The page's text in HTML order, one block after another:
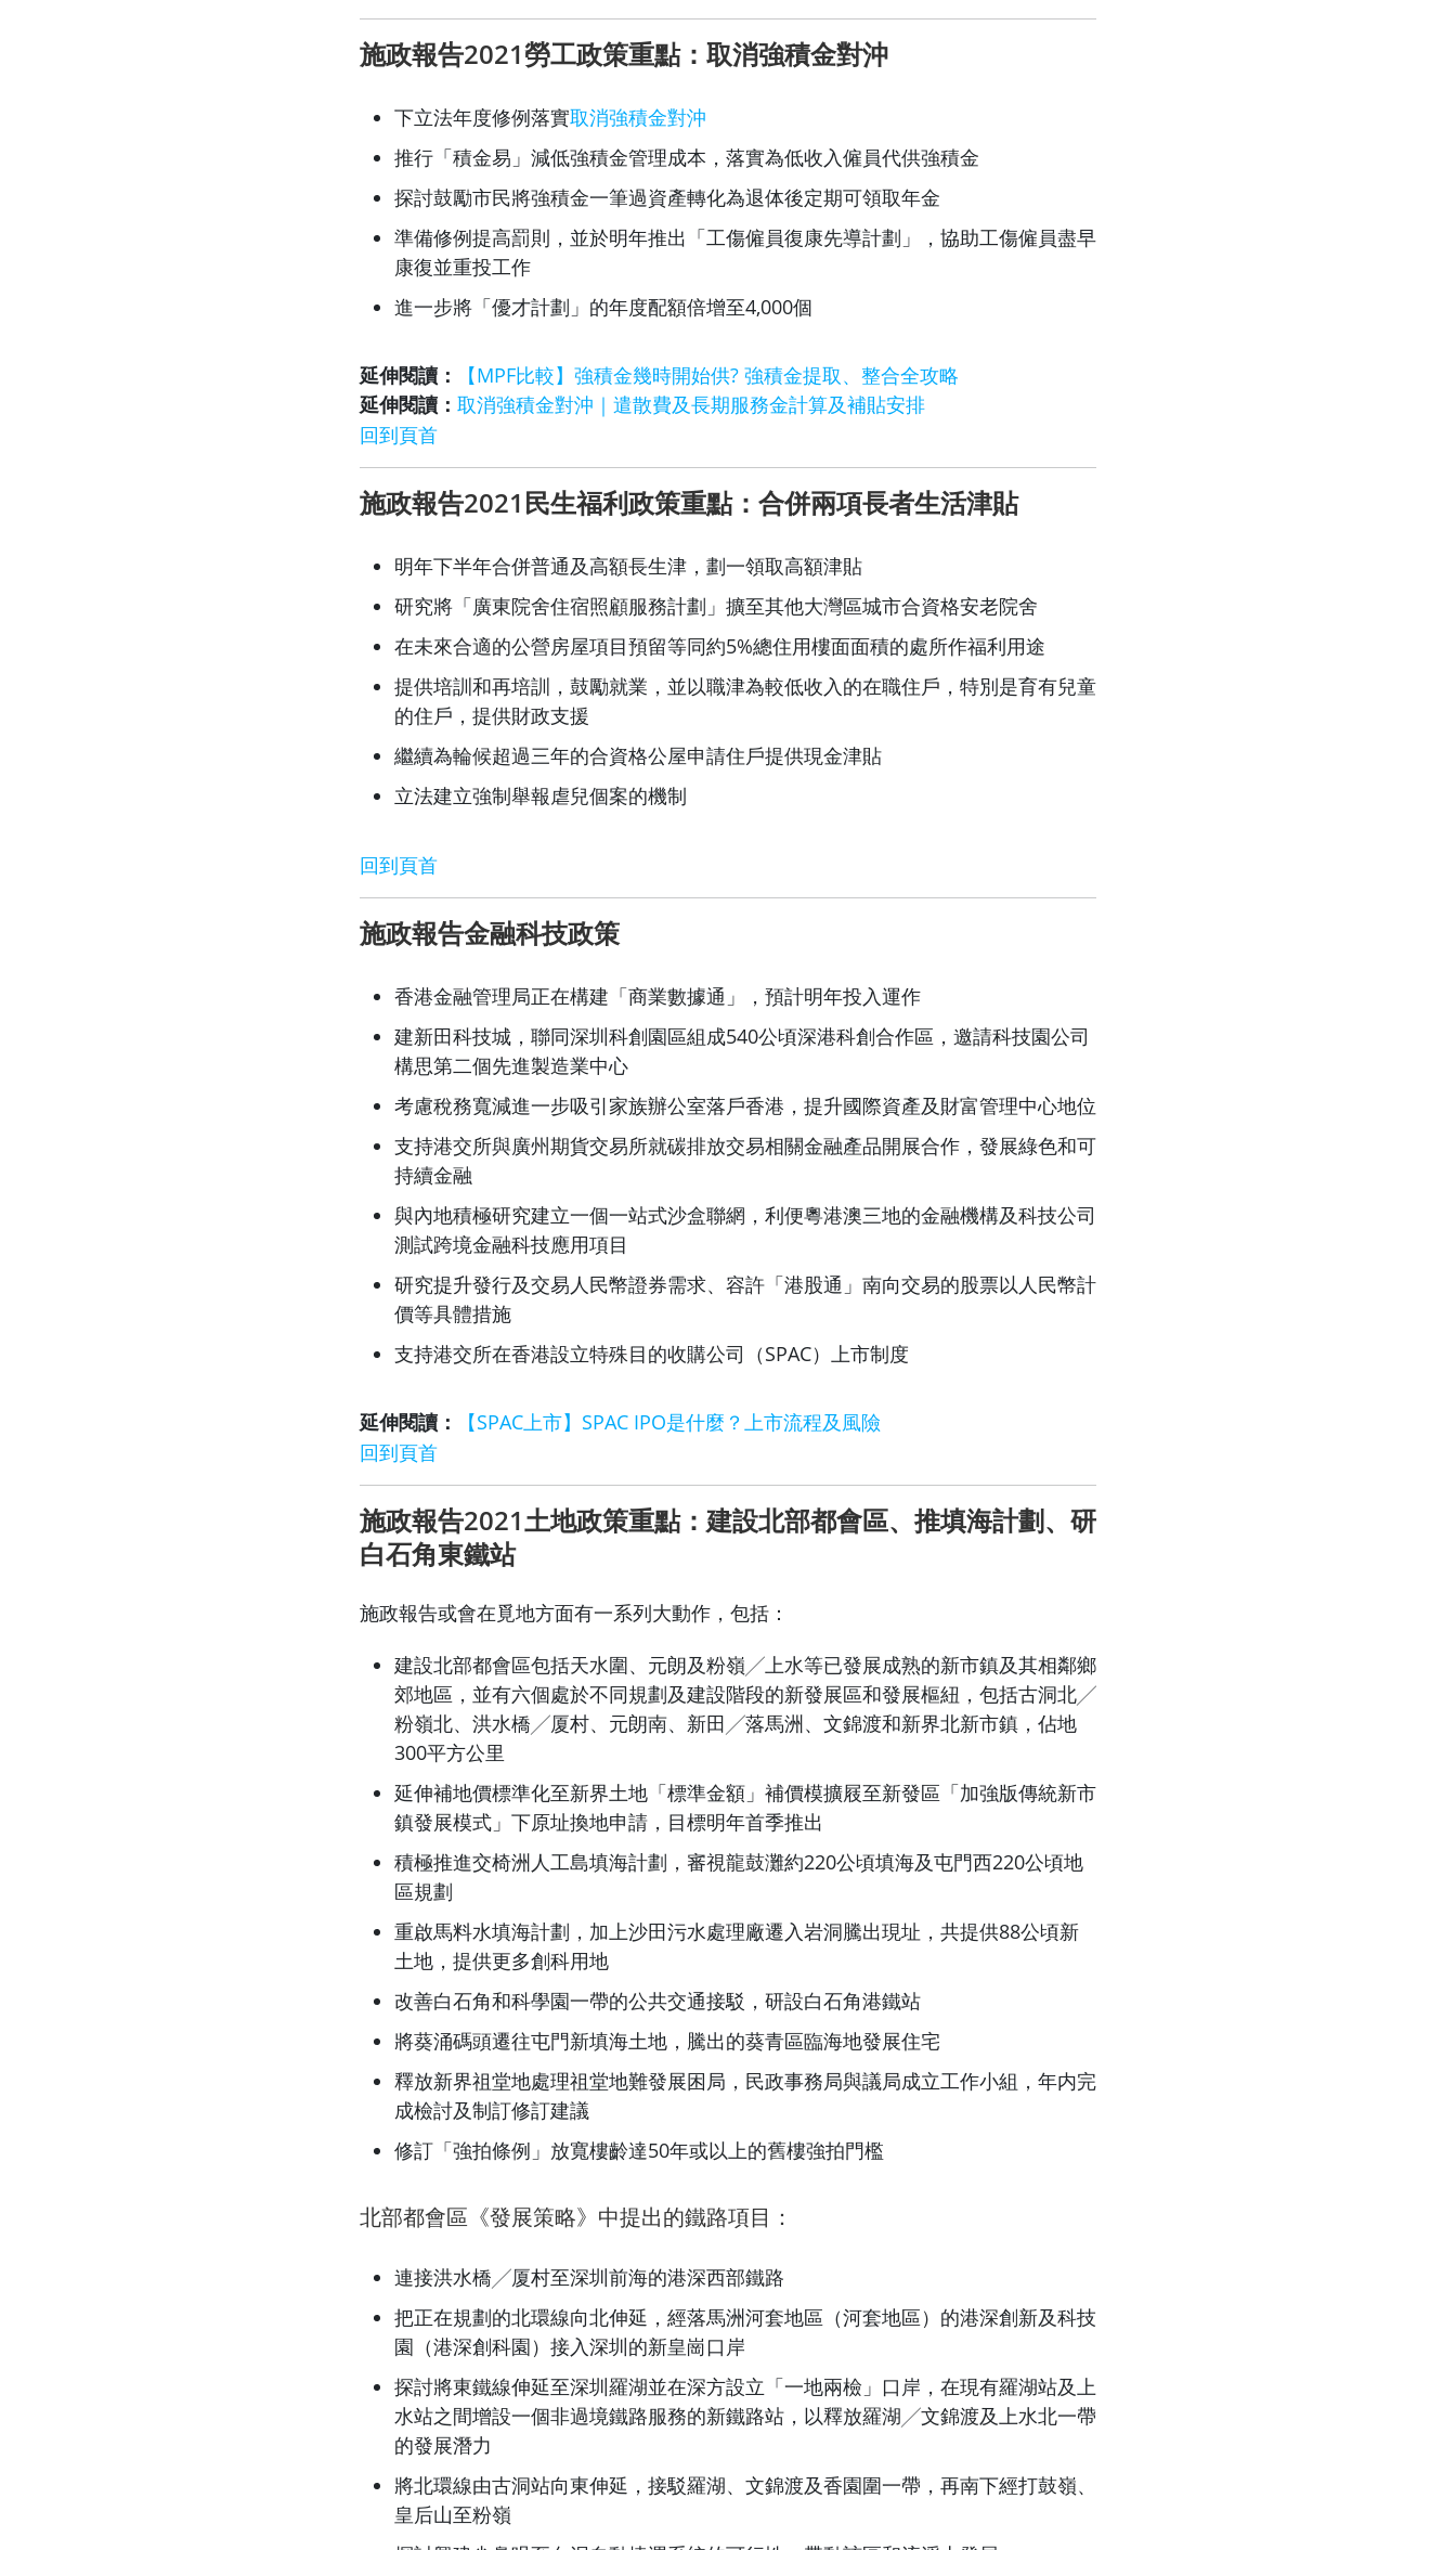
施政報告2021勞工政策重點：取消強積金對沖
下立法年度修例落實取消強積金對沖
推行「積金易」減低強積金管理成本，落實為低收入僱員代供強積金
探討鼓勵市民將強積金一筆過資產轉化為退体後定期可領取年金
準備修例提高罰則，並於明年推出「工傷僱員復康先導計劃」，協助工傷僱員盡早
康復並重投工作
進一步將「優才計劃」的年度配額倍增至4,000個
延伸閱讀：
【MPF比較】強積金幾時開始供? 強積金提取、整合全攻略
延伸閱讀： 取消強積金對沖｜遣散費及長期服務金計算及補貼安排
回到頁首
施政報告2021民生福利政策重點：合併兩項長者生活津貼
明年下半年合併普通及高額長生津，劃一領取高額津貼
研究將「廣東院舍住宿照顧服務計劃」擴至其他大灣區城市合資格安老院舍
在未來合適的公營房屋項目預留等同約5%總住用樓面面積的處所作福利用途
提供培訓和再培訓，鼓勵就業，並以職津為較低收入的在職住戶，特別是育有兒童
的住戶，提供財政支援
繼續為輪候超過三年的合資格公屋申請住戶提供現金津貼
立法建立強制舉報虐兒個案的機制
回到頁首
施政報告金融科技政策
香港金融管理局正在構建「商業數據通」，預計明年投入運作
建新田科技城，聯同深圳科創園區組成540公頃深港科創合作區，邀請科技園公司
構思第二個先進製造業中心
考慮稅務寬減進一步吸引家族辦公室落戶香港，提升國際資產及財富管理中心地位
支持港交所與廣州期貨交易所就碳排放交易相關金融產品開展合作，發展綠色和可
持續金融
與內地積極研究建立一個一站式沙盒聯網，利便粵港澳三地的金融機構及科技公司
測試跨境金融科技應用項目
研究提升發行及交易人民幣證券需求、容許「港股通」南向交易的股票以人民幣計
價等具體措施
支持港交所在香港設立特殊目的收購公司（SPAC）上市制度
延伸閱讀：
【SPAC上市】SPAC IPO是什麼？上市流程及風險
回到頁首
施政報告2021土地政策重點：建設北部都會區、推填海計劃、研
白石角東鐵站
施政報告或會在覓地方面有一系列大動作，包括：
建設北部都會區包括天水圍、元朗及粉嶺╱上水等已發展成熟的新市鎮及其相鄰鄉
郊地區，並有六個處於不同規劃及建設階段的新發展區和發展樞紐，包括古洞北╱
粉嶺北、洪水橋╱厦村、元朗南、新田╱落馬洲、文錦渡和新界北新市鎮，佔地
300平方公里
延伸補地價標準化至新界土地「標準金額」補價模擴屐至新發區「加強版傳統新市
鎮發展模式」下原址換地申請，目標明年首季推出
積極推進交椅洲人工島填海計劃，審視龍鼓灘約220公頃填海及屯門西220公頃地
區規劃
重啟馬料水填海計劃，加上沙田污水處理廠遷入岩洞騰出現址，共提供88公頃新
土地，提供更多創科用地
改善白石角和科學園一帶的公共交通接駁，研設白石角港鐵站
將葵涌碼頭遷往屯門新填海土地，騰出的葵青區臨海地發展住宅
釋放新界祖堂地處理祖堂地難發展困局，民政事務局與議局成立工作小組，年内完
成檢討及制訂修訂建議
修訂「強拍條例」放寬樓齡達50年或以上的舊樓強拍門檻
北部都會區《發展策略》中提出的鐵路項目：
連接洪水橋╱厦村至深圳前海的港深西部鐵路
把正在規劃的北環線向北伸延，經落馬洲河套地區（河套地區）的港深創新及科技
園（港深創科園）接入深圳的新皇崗口岸
探討將東鐵線伸延至深圳羅湖並在深方設立「一地兩檢」口岸，在現有羅湖站及上
水站之間增設一個非過境鐵路服務的新鐵路站，以釋放羅湖╱文錦渡及上水北一帶
的發展潛力
將北環線由古洞站向東伸延，接駁羅湖、文錦渡及香園圍一帶，再南下經打鼓嶺、
皇后山至粉嶺